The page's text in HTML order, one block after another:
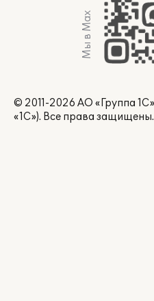
Мы в Max
© 2011-2026 АО «Группа
«1С»). Все права защищены.